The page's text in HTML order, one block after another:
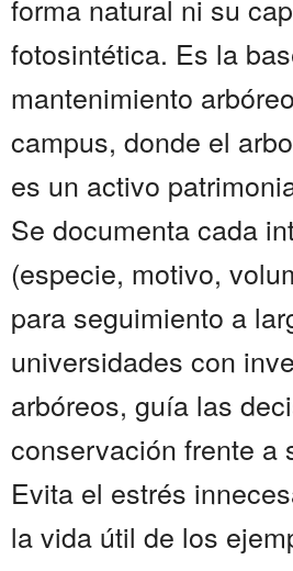
forma natural ni su
fotosintética. Es la
mantenimiento
campus, donde el
es un activo
Se documenta cada
(especie, motivo,
para seguimiento a
universidades con
arbóreos, guía las
conservación frente a
Evita el estrés
la vida útil de los